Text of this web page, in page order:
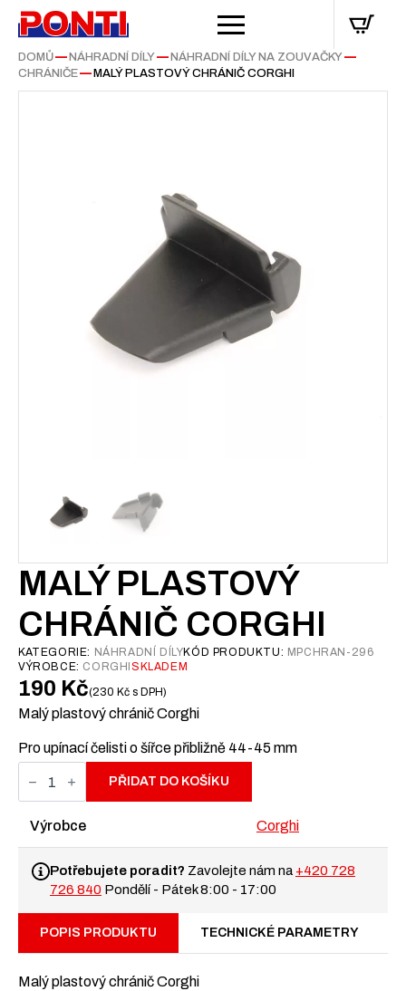
DOMŮ— NÁHRADNÍ DÍLY— NÁHRADNÍ DÍLY NA ZOUVAČKY—
CHRÁNIČE— MALÝ PLASTOVÝ CHRÁNIČ CORGHI
MALÝ PLASTOVÝ
CHRÁNIČ CORGHI
KATEGORIE: NÁHRADNÍ DÍLYKÓD PRODUKTU: MPCHRAN-296
VÝROBCE: CORGHI SKLADEM
190 Kč 230 Kč s DPH
Malý plastový chránič Corghi
Pro upínací čelisti o šířce přibližně 44-45 mm
Malý
plastový
chránič
množství
PŘIDAT DO KOŠÍKU
Výrobce Corghi
Potřebujete poradit? Zavolejte nám na +420 728
726 840 Pondělí - Pátek 8:00 - 17:00
POPIS PRODUKTU TECHNICKÉ PARAMETRY
Malý plastový chránič Corghi